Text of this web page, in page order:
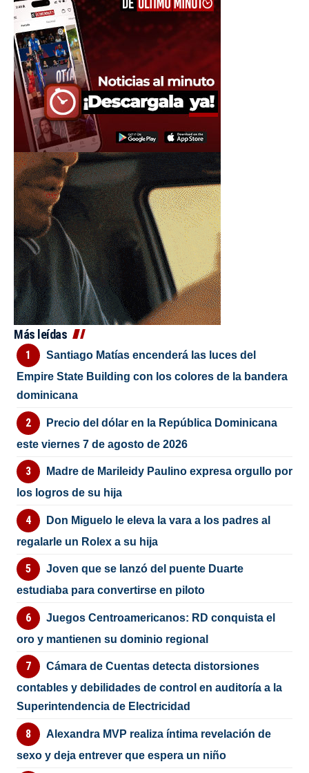
Más leídas
Santiago Matías encenderá las luces del
Empire State Building con los colores de la bandera
dominicana
Precio del dólar en la República Dominicana
este viernes 7 de agosto de 2026
Madre de Marileidy Paulino expresa orgullo por
los logros de su hija
Don Miguelo le eleva la vara a los padres al
regalarle un Rolex a su hija
Joven que se lanzó del puente Duarte
estudiaba para convertirse en piloto
Juegos Centroamericanos: RD conquista el
oro y mantienen su dominio regional
Cámara de Cuentas detecta distorsiones
contables y debilidades de control en auditoría a la
Superintendencia de Electricidad
Alexandra MVP realiza íntima revelación de
sexo y deja entrever que espera un niño